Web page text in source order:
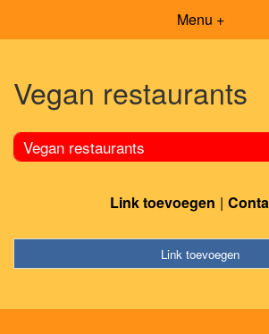
Menu +
Vegan restaurants
Vegan restaurants
Link toevoegen
Link toevoegen